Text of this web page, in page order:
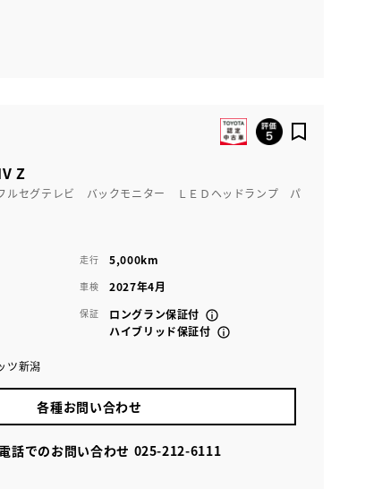
Z
ルセグテレビ バックモニター ＬＥＤヘッドランプ パ
走行 5,000km
車検 2027年4月
保証
ロングラン保証付
ハイブリッド保証付
ツ新潟
各種お問い合わせ
話でのお問い合わせ 025-212-6111